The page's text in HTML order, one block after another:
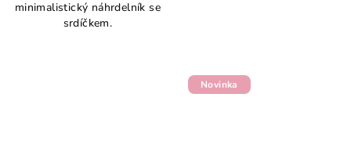
minimalistický náhrdelník se
srdíčkem.
Novinka